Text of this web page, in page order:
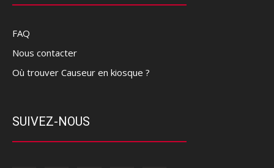
FAQ
Nous contacter
Où trouver Causeur en kiosque ?
SUIVEZ-NOUS